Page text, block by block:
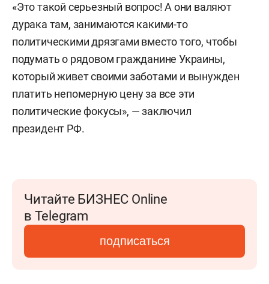
«Это такой серьезный вопрос! А они валяют
дурака там, занимаются какими-то
политическими дрязгами вместо того, чтобы
подумать о рядовом гражданине Украины,
который живет своими заботами и вынужден
платить непомерную цену за все эти
политические фокусы», — заключил
президент РФ.
Читайте БИЗНЕС Online
в Telegram
подписаться